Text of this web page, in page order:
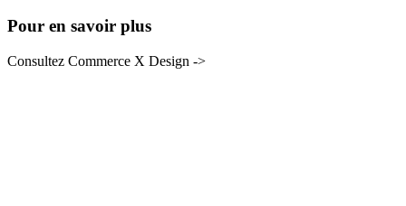
Pour en savoir plus
Consultez Commerce X Design ->